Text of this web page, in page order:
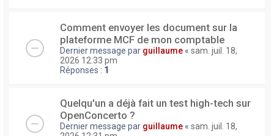
Comment envoyer les document sur la
plateforme MCF de mon comptable
Dernier message par guillaume « sam. juil. 18,
2026 12:33 pm
Réponses : 1
Quelqu'un a déjà fait un test high-tech sur
OpenConcerto ?
Dernier message par guillaume « sam. juil. 18,